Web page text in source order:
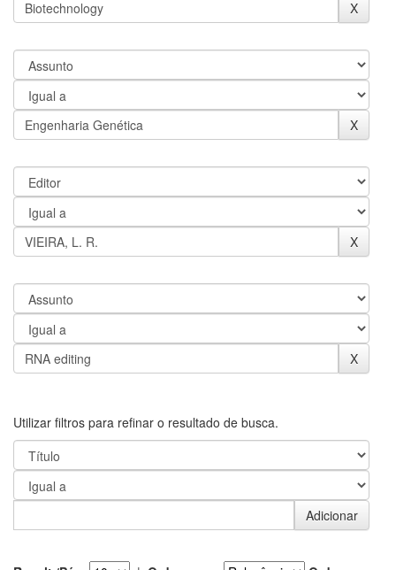
Utilizar filtros para refinar o resultado de busca.